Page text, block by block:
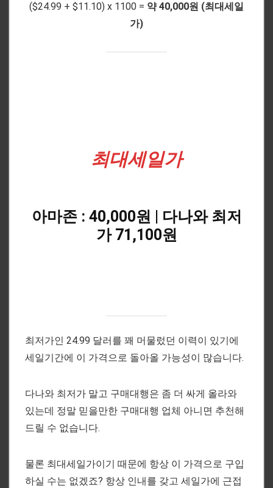
($24.99 + $11.10) x 1100 = 약 40,000원 (최대세일
가)
최대세일가
아마존 : 40,000원 | 다나와 최저
가 71,100원
최저가인 24.99 달러를 꽤 머물렀던 이력이 있기에
세일기간에 이 가격으로 돌아올 가능성이 많습니다.
다나와 최저가 말고 구매대행은 좀 더 싸게 올라와
있는데 정말 믿을만한 구매대행 업체 아니면 추천해
드릴 수 없습니다.
물론 최대세일가이기 때문에 항상 이 가격으로 구입
하실 수는 없겠죠? 항상 인내를 갖고 세일가에 근접